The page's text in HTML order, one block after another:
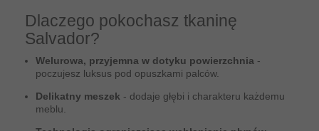
Dlaczego pokochasz tkaninę
Salvador?
Welurowa, przyjemna w dotyku powierzchnia -
poczujesz luksus pod opuszkami palców.
Delikatny meszek - dodaje głębi i charakteru każdemu
meblu.